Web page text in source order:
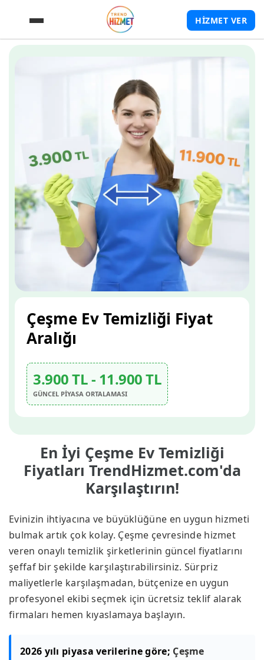
HİZMET VER
En İyi Çeşme Ev Temizliği
Fiyatları TrendHizmet.com'da
Karşılaştırın!
Evinizin ihtiyacına ve büyüklüğüne en uygun hizmeti
bulmak artık çok kolay. Çeşme çevresinde hizmet
veren onaylı temizlik şirketlerinin güncel fiyatlarını
şeffaf bir şekilde karşılaştırabilirsiniz. Sürpriz
maliyetlerle karşılaşmadan, bütçenize en uygun
profesyonel ekibi seçmek için ücretsiz teklif alarak
firmaları hemen kıyaslamaya başlayın.
2026 yılı piyasa verilerine göre; Çeşme
Çeşme Ev Temizliği Fiyat
Aralığı
3.900 TL - 11.900 TL
GÜNCEL PİYASA ORTALAMASI